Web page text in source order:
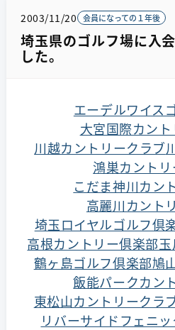
2003/11/20 会員になっての１年後
埼玉県のゴルフ場に入
した。
エーデルワイス
大宮国際カン
川越カントリークラブ
鴻巣カント
こだま神川カン
高麗川カント
埼玉ロイヤルゴルフ
高根カントリー倶楽部
鶴ヶ島ゴルフ倶楽部鳩
飯能パークカン
東松山カントリークラ
リバーサイドフェニ